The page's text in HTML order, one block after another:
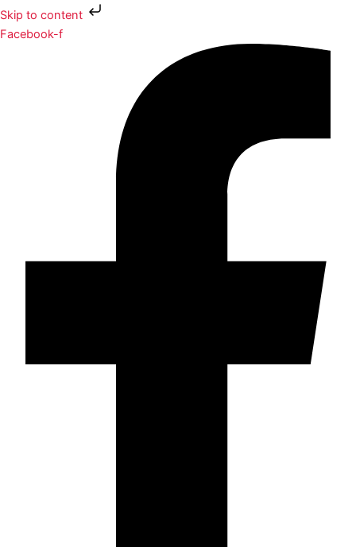
Skip to content
Facebook-f